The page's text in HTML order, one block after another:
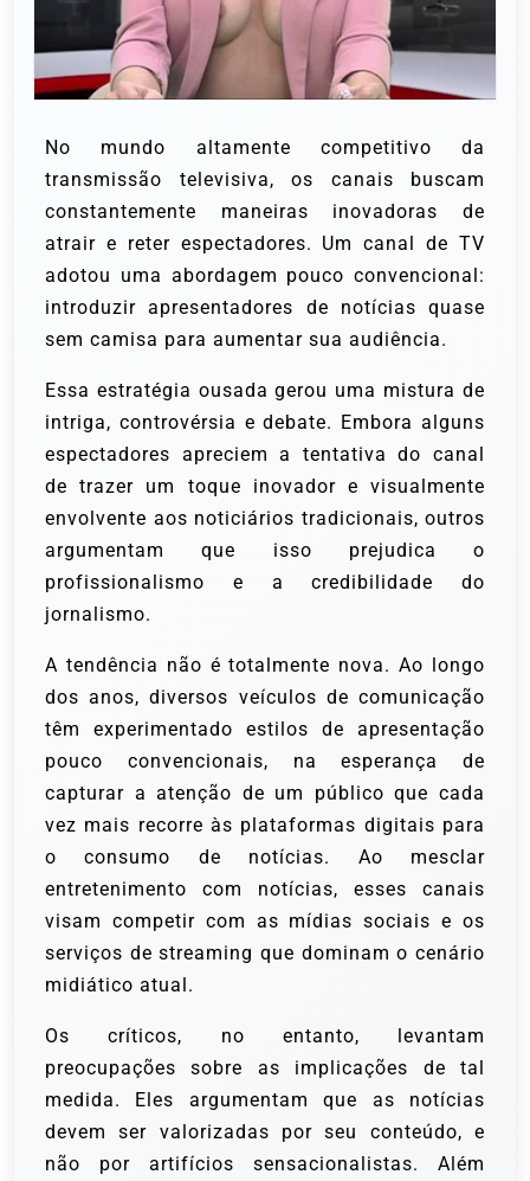
No mundo altamente competitivo da
transmissão televisiva, os canais buscam
constantemente maneiras inovadoras de
atrair e reter espectadores. Um canal de TV
adotou uma abordagem pouco convencional:
introduzir apresentadores de notícias quase
sem camisa para aumentar sua audiência.
Essa estratégia ousada gerou uma mistura de
intriga, controvérsia e debate. Embora alguns
espectadores apreciem a tentativa do canal
de trazer um toque inovador e visualmente
envolvente aos noticiários tradicionais, outros
argumentam que isso prejudica o
profissionalismo e a credibilidade do
jornalismo.
A tendência não é totalmente nova. Ao longo
dos anos, diversos veículos de comunicação
têm experimentado estilos de apresentação
pouco convencionais, na esperança de
capturar a atenção de um público que cada
vez mais recorre às plataformas digitais para
o consumo de notícias. Ao mesclar
entretenimento com notícias, esses canais
visam competir com as mídias sociais e os
serviços de streaming que dominam o cenário
midiático atual.
Os críticos, no entanto, levantam
preocupações sobre as implicações de tal
medida. Eles argumentam que as notícias
devem ser valorizadas por seu conteúdo, e
não por artifícios sensacionalistas. Além